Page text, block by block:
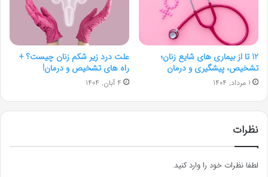
12 تا از بیماری های شایع زنان؛
تشخیص، پیشگیری و درمان
1 مرداد, 1404
علت درد زیر شکم زنان چیست؟ +
راه های تشخیص و درمان!
4 آبان, 1404
نظرات
لطفا نظرات خود را وارد کنید.